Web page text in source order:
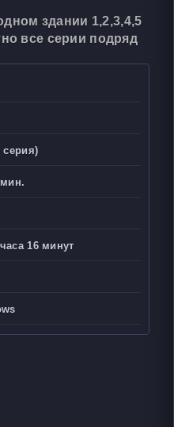
здании 1,2,3,4,5
все серии подряд
серия)
16 минут